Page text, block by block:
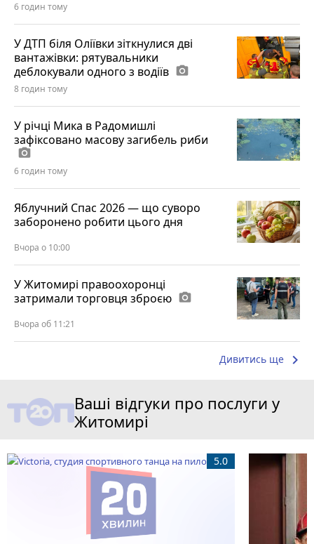
6 годин тому
У ДТП біля Оліївки зіткнулися дві
вантажівки: рятувальники
деблокували одного з водіїв photo_camera
8 годин тому
У річці Мика в Радомишлі
зафіксовано масову загибель риби
photo_camera
6 годин тому
Яблучний Спас 2026 — що суворо
заборонено робити цього дня
Вчора о 10:00
У Житомирі правоохоронці
затримали торговця зброєю photo_camera
Вчора об 11:21
Дивитись ще keyboard_arrow_right
Ваші відгуки про послуги у
Житомирі
5.0